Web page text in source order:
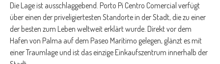
Die Lage ist ausschlaggebend. Porto Pi Centro Comercial verfügt
über einen der priveligiertesten Standorte in der Stadt, die zu einer
der besten zum Leben weltweit erklärt wurde. Direkt vor dem
Hafen von Palma auf dem Paseo Marítimo gelegen, glänzt es mit
einer Traumlage und ist das einzige Einkaufszentrum innerhalb der